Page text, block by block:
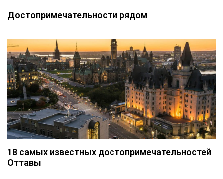
Достопримечательности рядом
18 самых известных достопримечательностей
Оттавы